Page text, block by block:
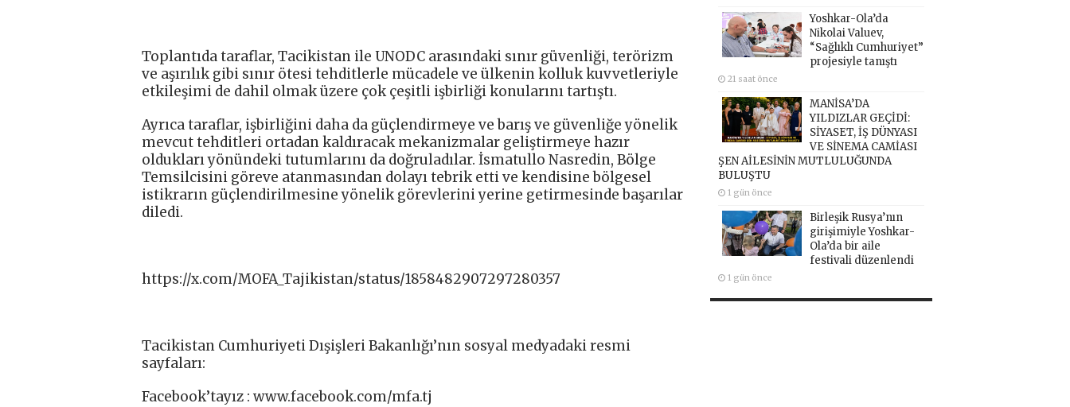
Toplantıda taraflar, Tacikistan ile UNODC arasındaki sınır güvenliği, terörizm
ve aşırılık gibi sınır ötesi tehditlerle mücadele ve ülkenin kolluk kuvvetleriyle
etkileşimi de dahil olmak üzere çok çeşitli işbirliği konularını tartıştı.
Ayrıca taraflar, işbirliğini daha da güçlendirmeye ve barış ve güvenliğe yönelik
mevcut tehditleri ortadan kaldıracak mekanizmalar geliştirmeye hazır
oldukları yönündeki tutumlarını da doğruladılar. İsmatullo Nasredin, Bölge
Temsilcisini göreve atanmasından dolayı tebrik etti ve kendisine bölgesel
istikrarın güçlendirilmesine yönelik görevlerini yerine getirmesinde başarılar
diledi.
https://x.com/MOFA_Tajikistan/status/1858482907297280357
Tacikistan Cumhuriyeti Dışişleri Bakanlığı’nın sosyal medyadaki resmi
sayfaları:
Facebook’tayız : www.facebook.com/mfa.tj​
Yoshkar-Ola’da
Nikolai Valuev,
“Sağlıklı Cumhuriyet”
projesiyle tanıştı
21 saat önce
MANİSA’DA
YILDIZLAR GEÇİDİ:
SİYASET, İŞ DÜNYASI
VE SİNEMA CAMİASI
ŞEN AİLESİNİN MUTLULUĞUNDA
BULUŞTU
1 gün önce
Birleşik Rusya’nın
girişimiyle Yoshkar-
Ola’da bir aile
festivali düzenlendi
1 gün önce